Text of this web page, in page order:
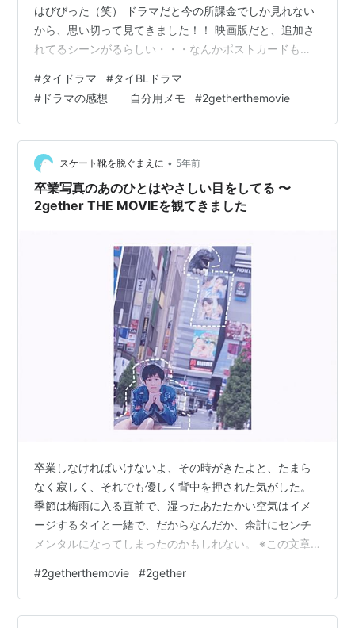
はびびった（笑） ドラマだと今の所課金でしか見れない
から、思い切って見てきました！！ 映画版だと、追加さ
れてるシーンがるらしい・・・なんかポストカードもら
二人の挨拶？から始まる。 なんか可愛かった。 すごい見
たことあるな〜って思ってたの。 youtubeでタイドラマ
見るときのCMで出てくるジュースのCMの子達では？？
ってなった あってるかな？ カオタンくん目当てで見に行
ったんだけど！！ちょっとすごい頭渋滞した！！ …
#タイドラマ #タイBLドラマ
# ドラマの感想 自分用メモ #2getherthemovie
スケート靴を脱ぐまえに • 5年前
卒業写真のあのひとはやさしい目をしてる 〜
2gether THE MOVIEを観てきました
卒業しなければいけないよ、その時がきたよと、たまら
なく寂しく、それでも優しく背中を押された気がした。
季節は梅雨に入る直前で、湿ったあたたかい空気はイメ
ージするタイと一緒で、だからなんだか、余計にセンチ
メンタルになってしまったのかもしれない。 ※この文章
梅雨入りが発表されていますね※ youtu.be これは、今年
の3月という中途半端な時期にはじめて2getherを観た
（Bright&Winという運命のシンメと、コロナ禍の事情が
#2getherthemovie #2gether